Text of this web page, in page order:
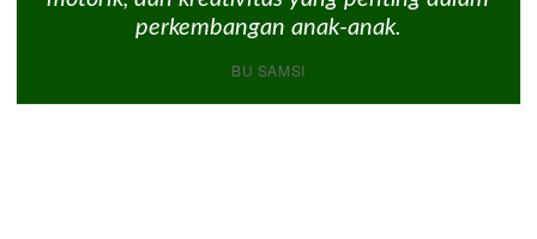
perkembangan anak-anak.
BU SAMSI